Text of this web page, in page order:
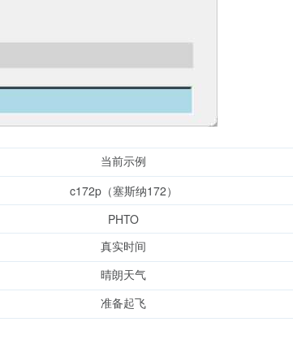
当前示例
c172p（塞斯纳172）
PHTO
真实时间
晴朗天气
准备起飞